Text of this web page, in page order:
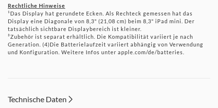
Rechtliche Hinweise
¹Das Display hat gerundete Ecken. Als Rechteck gemessen hat das
Display eine Diagonale von 8,3" (21,08 cm) beim 8,3" iPad mini. Der
tatsächlich sichtbare Displaybereich ist kleiner.
³Zubehör ist separat erhältlich. Die Kompatibilität variiert je nach
Generation. (4)Die Batterielaufzeit variiert abhängig von Verwendung
und Konfiguration. Weitere Infos unter apple.com/de/batteries.
Technische Daten